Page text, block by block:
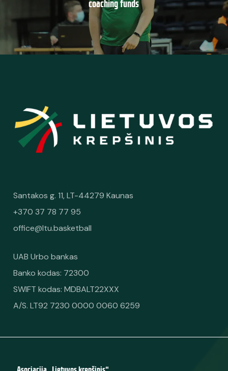
coaching funds
Santakos g. 11, LT-44279 Kaunas
+370 37 78 77 95
office@ltu.basketball
UAB Urbo bankas
Banko kodas: 72300
SWIFT kodas: MDBALT22XXX
A/S. LT92 7230 0000 0060 6259